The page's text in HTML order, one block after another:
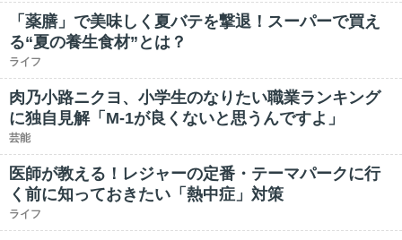
「薬膳」で美味しく夏バテを撃退！スーパーで買え
る“夏の養生食材”とは？
ライフ
肉乃小路ニクヨ、小学生のなりたい職業ランキング
に独自見解「M-1が良くないと思うんですよ」
芸能
医師が教える！レジャーの定番・テーマパークに行
く前に知っておきたい「熱中症」対策
ライフ